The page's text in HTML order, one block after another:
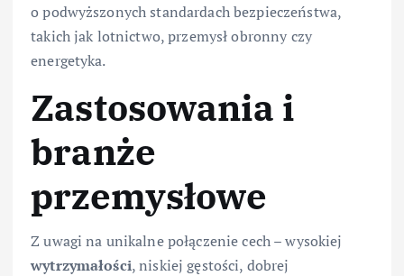
o podwyższonych standardach bezpieczeństwa,
takich jak lotnictwo, przemysł obronny czy
energetyka.
Zastosowania i
branże
przemysłowe
Z uwagi na unikalne połączenie cech – wysokiej
wytrzymałości, niskiej gęstości, dobrej